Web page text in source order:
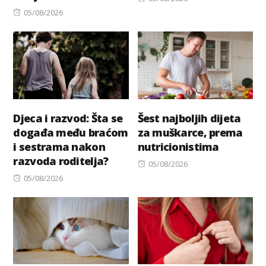
Posted
05/08/2026
Djeca i razvod: Šta se
događa među braćom
i sestrama nakon
razvoda roditelja?
Posted
05/08/2026
Šest najboljih dijeta
za muškarce, prema
nutricionistima
Posted
05/08/2026